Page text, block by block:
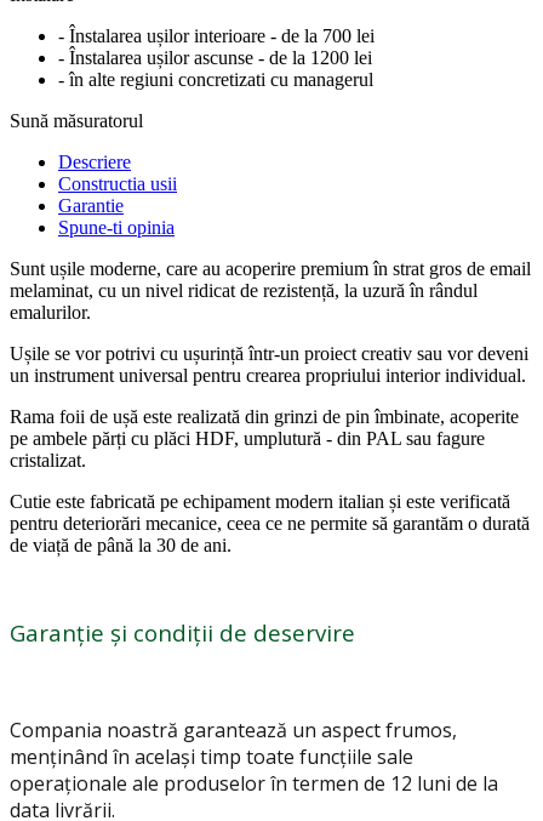
- Înstalarea ușilor interioare - de la 700 lei
- Înstalarea ușilor ascunse - de la 1200 lei
- în alte regiuni concretizati cu managerul
Sună măsuratorul
Descriere
Constructia usii
Garantie
Spune-ti opinia
Sunt ușile moderne, care au acoperire premium în strat gros de email
melaminat, cu un nivel ridicat de rezistență, la uzură în rândul
emalurilor.
Ușile se vor potrivi cu ușurință într-un proiect creativ sau vor deveni
un instrument universal pentru crearea propriului interior individual.
Rama foii de ușă este realizată din grinzi de pin îmbinate, acoperite
pe ambele părți cu plăci HDF, umplutură - din PAL sau fagure
cristalizat.
Cutie este fabricată pe echipament modern italian și este verificată
pentru deteriorări mecanice, ceea ce ne permite să garantăm o durată
de viață de până la 30 de ani.
Garanție și condiții de deservire
Compania noastră garantează un aspect frumos,
menținând în același timp toate funcțiile sale
operaționale ale produselor în termen de 12 luni de la
data livrării.